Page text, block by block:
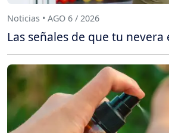
Noticias • AGO 6 / 2026
Las señales de que tu